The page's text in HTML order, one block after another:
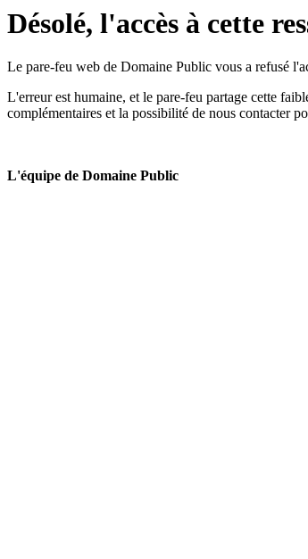
Désolé, l'accès à cette
Le pare-feu web de Domaine Public vous a refusé
L'erreur est humaine, et le pare-feu partage cette
complémentaires et la possibilité de nous contacter
L'équipe de Domaine Public